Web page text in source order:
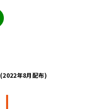
(2022年8月配布)